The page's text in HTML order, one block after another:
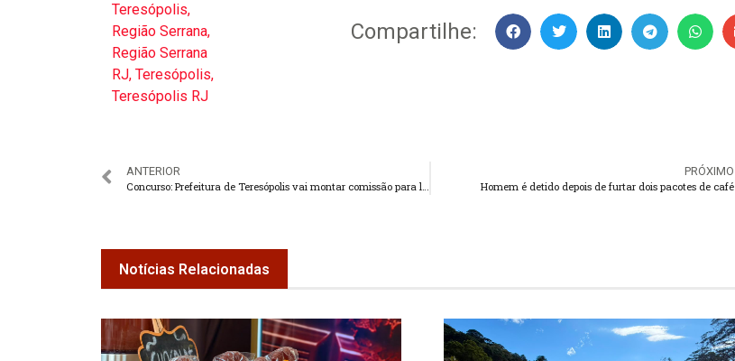
Teresópolis,
Região Serrana,
Região Serrana
RJ, Teresópolis,
Teresópolis RJ
Compartilhe:
ANTERIOR
Concurso: Prefeitura de Teresópolis vai montar comissão para levantar número de vagas e cargos
PRÓXIMO
Homem é detido depois de furtar dois pacotes de café
Notícias Relacionadas